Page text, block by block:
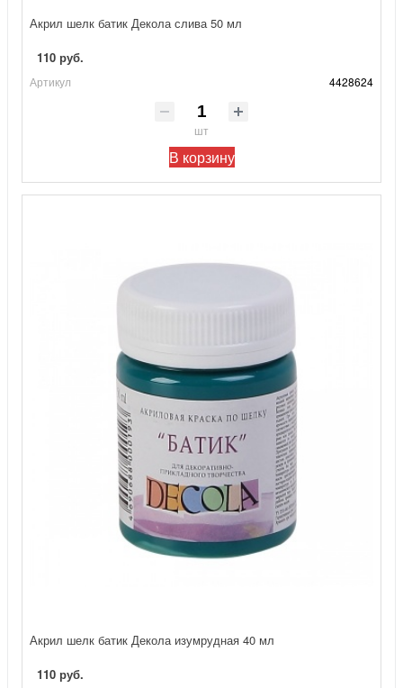
Акрил шелк батик Декола слива 50 мл
110 руб.
Артикул 4428624
шт
В корзину
Акрил шелк батик Декола изумрудная 40 мл
110 руб.